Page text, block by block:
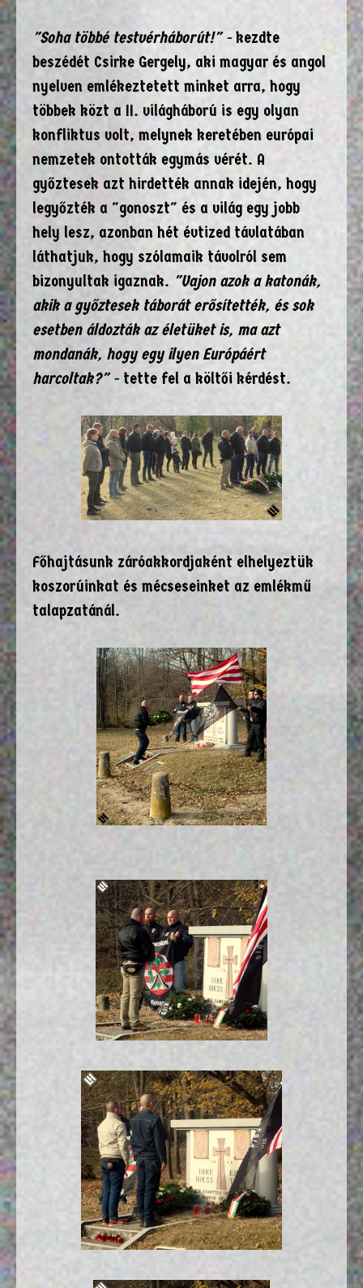
"Soha többé testvérháborút!" -kezdte
beszédét Csirke Gergely, aki magyar és angol
nyelven emlékeztetett minket arra, hogy
többek közt a II. világháború is egy olyan
konfliktus volt, melynek keretében európai
nemzetek ontották egymás vérét. A
győztesek azt hirdették annak idején, hogy
legyőzték a "gonoszt" és a világ egy jobb
hely lesz, azonban hét évtized távlatában
láthatjuk, hogy szólamaik távolról sem
bizonyultak igaznak. "Vajon azok a katonák,
akik a győztesek táborát erősítették, és sok
esetben áldozták az életüket is, ma azt
mondanák, hogy egy ilyen Európáért
harcoltak?" - tette fel a költői kérdést.
Főhajtásunk záróakkordjaként elhelyeztük
koszorúinkat és mécseseinket az emlékmű
talapzatánál.